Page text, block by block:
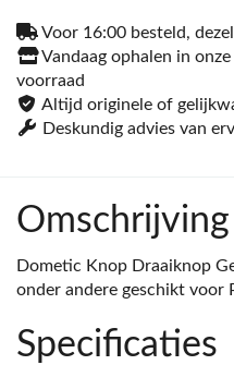
Voor 16:00 besteld,
Vandaag ophalen in
voorraad
Altijd originele of
Deskundig advies van
Omschrijving
Dometic Knop Draaiknop
onder andere geschikt voor
Specificaties